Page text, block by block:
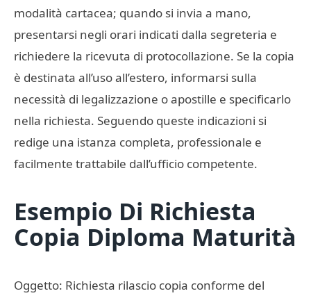
modalità cartacea; quando si invia a mano,
presentarsi negli orari indicati dalla segreteria e
richiedere la ricevuta di protocollazione. Se la copia
è destinata all’uso all’estero, informarsi sulla
necessità di legalizzazione o apostille e specificarlo
nella richiesta. Seguendo queste indicazioni si
redige una istanza completa, professionale e
facilmente trattabile dall’ufficio competente.
Esempio Di Richiesta
Copia Diploma Maturità​
Oggetto: Richiesta rilascio copia conforme del